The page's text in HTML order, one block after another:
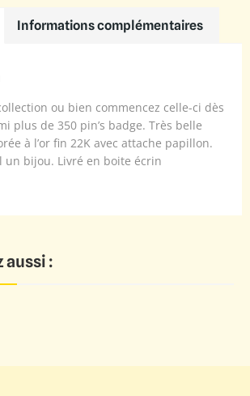
Informations complémentaires
ou bien commencez celle-ci dès
plus de 350 pin’s badge. Très belle
à l’or fin 22K avec attache papillon.
un bijou. Livré en boite écrin
aussi :